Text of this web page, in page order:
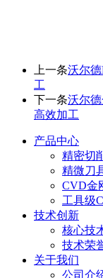
上一条沃尔
工
下一条沃尔
高效加工
产品中心
精密切
精微刀
CVD金
工具级
技术创新
核心技
技术荣
关于我们
公司介